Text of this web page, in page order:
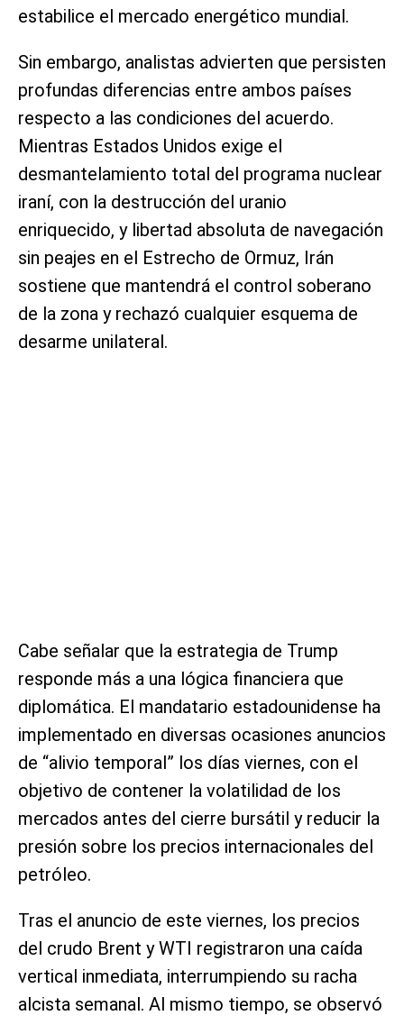
estabilice el mercado energético mundial.
Sin embargo, analistas advierten que persisten
profundas diferencias entre ambos países
respecto a las condiciones del acuerdo.
Mientras Estados Unidos exige el
desmantelamiento total del programa nuclear
iraní, con la destrucción del uranio
enriquecido, y libertad absoluta de navegación
sin peajes en el Estrecho de Ormuz, Irán
sostiene que mantendrá el control soberano
de la zona y rechazó cualquier esquema de
desarme unilateral.
Cabe señalar que la estrategia de Trump
responde más a una lógica financiera que
diplomática. El mandatario estadounidense ha
implementado en diversas ocasiones anuncios
de “alivio temporal” los días viernes, con el
objetivo de contener la volatilidad de los
mercados antes del cierre bursátil y reducir la
presión sobre los precios internacionales del
petróleo.
Tras el anuncio de este viernes, los precios
del crudo Brent y WTI registraron una caída
vertical inmediata, interrumpiendo su racha
alcista semanal. Al mismo tiempo, se observó